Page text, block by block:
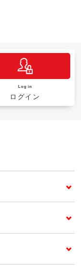
Log in
ログイン